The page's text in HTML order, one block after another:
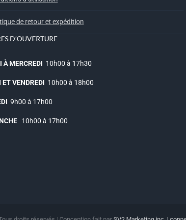
de retour et expédition
D’OUVERTURE
À MERCREDI 10h00 à 17h30
ET VENDREDI 10h00 à 18h00
9h00 à 17h00
10h00 à 17h00